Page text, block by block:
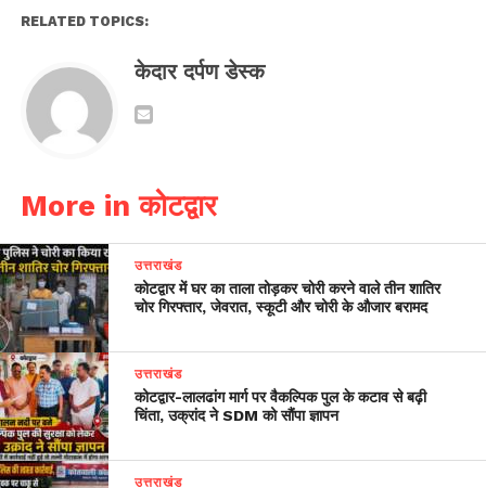
RELATED TOPICS:
केदार दर्पण डेस्क
More in कोटद्वार
उत्तराखंड
कोटद्वार में घर का ताला तोड़कर चोरी करने वाले तीन शातिर
चोर गिरफ्तार, जेवरात, स्कूटी और चोरी के औजार बरामद
उत्तराखंड
​कोटद्वार-लालढांग मार्ग पर वैकल्पिक पुल के कटाव से बढ़ी
चिंता, उक्रांद ने SDM को सौंपा ज्ञापन
उत्तराखंड